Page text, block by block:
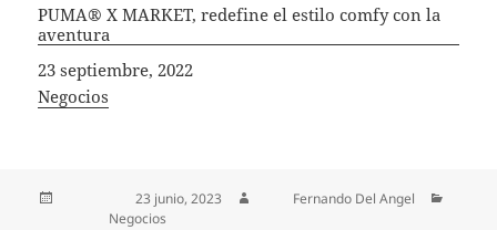
PUMA® X MARKET, redefine el estilo comfy con la
aventura
Fecha
23 septiembre, 2022
In relation to
Negocios
Publicado el23 junio, 2023
Fernando Del Angel
Negocios